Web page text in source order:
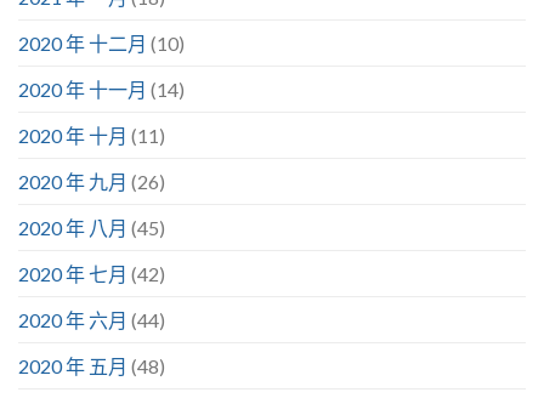
2020 年 十二月 (10)
2020 年 十一月 (14)
2020 年 十月 (11)
2020 年 九月 (26)
2020 年 八月 (45)
2020 年 七月 (42)
2020 年 六月 (44)
2020 年 五月 (48)